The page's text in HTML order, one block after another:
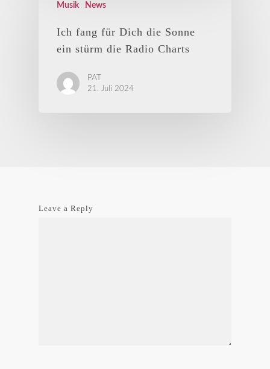
Musik News
Ich fang für Dich die Sonne
ein stürm die Radio Charts
PAT
21. Juli 2024
Leave a Reply